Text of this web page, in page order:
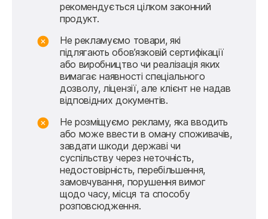
рекомендується цілком законний
продукт.
Не рекламуємо товари, які
підлягають обов’язковій сертифікації
або виробництво чи реалізація яких
вимагає наявності спеціального
дозволу, ліцензії, але клієнт не надав
відповідних документів.
Не розміщуємо рекламу, яка вводить
або може ввести в оману споживачів,
завдати шкоди державі чи
суспільству через неточність,
недостовірність, перебільшення,
замовчування, порушення вимог
щодо часу, місця та способу
розповсюдження.